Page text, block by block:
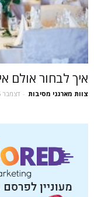
איך לבחור אולם
צוות מארגני מסיבות - דצמבר 25, 2019